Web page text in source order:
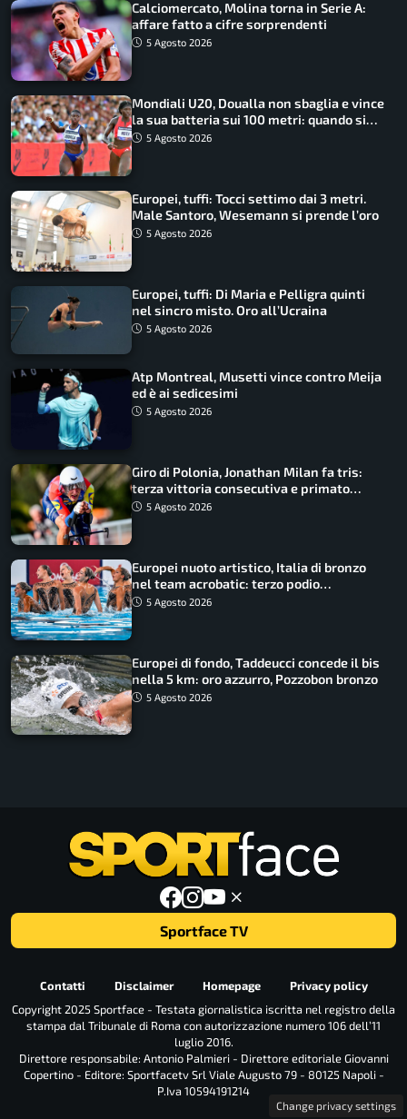
Calciomercato, Molina torna in Serie A:
affare fatto a cifre sorprendenti
5 Agosto 2026
Mondiali U20, Doualla non sbaglia e vince
la sua batteria sui 100 metri: quando si
disputano le finali
5 Agosto 2026
Europei, tuffi: Tocci settimo dai 3 metri.
Male Santoro, Wesemann si prende l’oro
5 Agosto 2026
Europei, tuffi: Di Maria e Pelligra quinti
nel sincro misto. Oro all’Ucraina
5 Agosto 2026
Atp Montreal, Musetti vince contro Meija
ed è ai sedicesimi
5 Agosto 2026
Giro di Polonia, Jonathan Milan fa tris:
terza vittoria consecutiva e primato
rafforzato
5 Agosto 2026
Europei nuoto artistico, Italia di bronzo
nel team acrobatic: terzo podio
consecutivo
5 Agosto 2026
Europei di fondo, Taddeucci concede il bis
nella 5 km: oro azzurro, Pozzobon bronzo
5 Agosto 2026
Sportface TV
Contatti Disclaimer Homepage
Privacy policy
Copyright 2025 Sportface - Testata giornalistica iscritta nel registro della
stampa dal Tribunale di Roma con autorizzazione numero 106 dell’11
luglio 2016.
Direttore responsabile: Antonio Palmieri - Direttore editoriale Giovanni
Copertino - Editore: Sportfacetv Srl Viale Augusto 79 - 80125 Napoli -
P.Iva 10594191214
Change privacy settings